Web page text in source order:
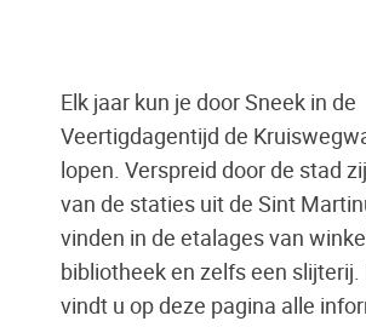
Elk jaar kun je door Sneek in de
Veertigdagentijd de
lopen. Verspreid door de stad
van de staties uit de Sint
vinden in de etalages van
bibliotheek en zelfs een
vindt u op deze pagina alle